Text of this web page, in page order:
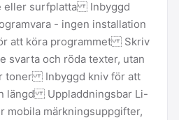
eller surfplatta Inbyggd
- ingen installation
att köra programmet Skriv
svarta och röda texter, utan
toner Inbyggd kniv för att
längd Uppladdningsbar Li-
mobila märkningsuppgifter,